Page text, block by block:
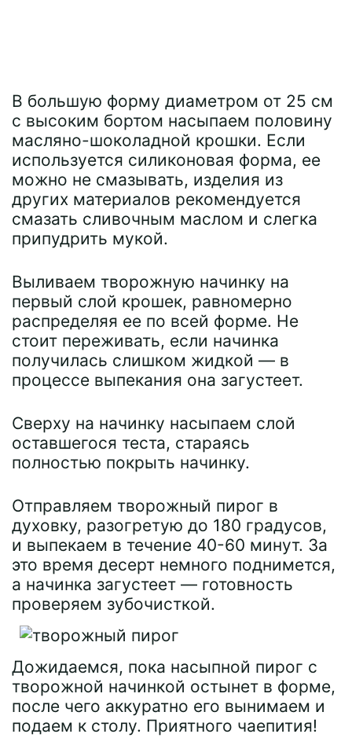
В большую форму диаметром от 25 см
с высоким бортом насыпаем половину
масляно-шоколадной крошки. Если
используется силиконовая форма, ее
можно не смазывать, изделия из
других материалов рекомендуется
смазать сливочным маслом и слегка
припудрить мукой.
Выливаем творожную начинку на
первый слой крошек, равномерно
распределяя ее по всей форме. Не
стоит переживать, если начинка
получилась слишком жидкой — в
процессе выпекания она загустеет.
Сверху на начинку насыпаем слой
оставшегося теста, стараясь
полностью покрыть начинку.
Отправляем творожный пирог в
духовку, разогретую до 180 градусов,
и выпекаем в течение 40-60 минут. За
это время десерт немного поднимется,
а начинка загустеет — готовность
проверяем зубочисткой.
Дожидаемся, пока насыпной пирог с
творожной начинкой остынет в форме,
после чего аккуратно его вынимаем и
подаем к столу. Приятного чаепития!